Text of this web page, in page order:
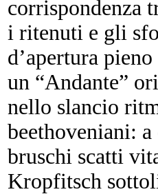
corrispondenza
i ritenuti e gli
d’apertura
un “Andante”
nello slancio
beethoveniani:
bruschi scatti
Kropfitsch